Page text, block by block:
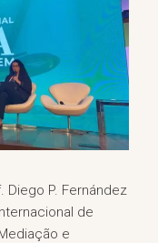
Diego P. Fernández
de
e